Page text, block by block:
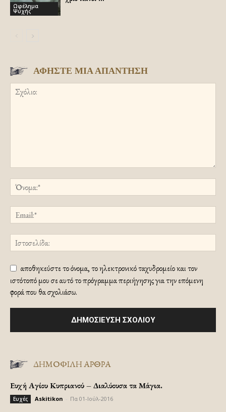
Ωφέλημα
Ψυχής
ΑΦΗΣΤΕ ΜΙΑ ΑΠΑΝΤΗΣΗ
αποθηκεύστε το όνομα, το ηλεκτρονικό ταχυδρομείο και τον
ιστότοπό μου σε αυτό το πρόγραμμα περιήγησης για την επόμενη
φορά που θα σχολιάσω.
ΔΗΜΟΦΙΛΗ ΑΡΘΡΑ
Ευχή Αγίου Κυπριανού – Διαλύουσα τα Μάγια.
Ευχές Askitikon Πα 01-Ιούλ-2016